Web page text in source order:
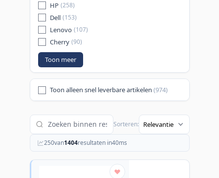
HP (258)
Dell (153)
Lenovo (107)
Cherry (90)
Toon meer
Toon alleen snel leverbare artikelen (974)
Sorteren:
250van1404resultaten in40ms